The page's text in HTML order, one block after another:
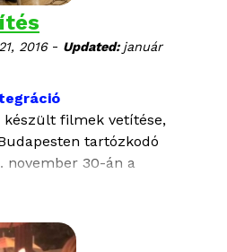
2016 - Updated:január
készült filmek vetítése,
tartózkodó
november 30-án a